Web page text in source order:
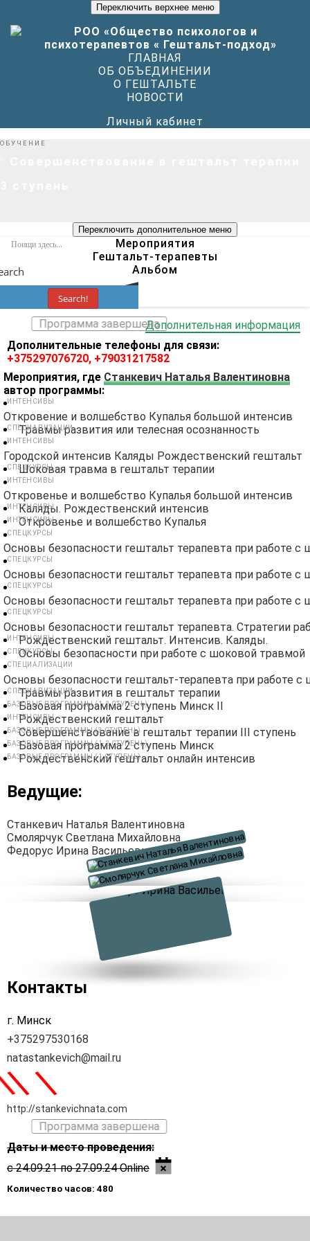
Переключить верхнее меню
ГЛАВНАЯ
ОБ ОБЪЕДИНЕНИИ
О ГЕШТАЛЬТЕ
НОВОСТИ
Личный кабинет
ОБУЧЕНИЕ
Переключить дополнительное меню
Search!
Мероприятия
Гештальт-терапевты
Альбом
Программа завершенаДополнительная информация
Дополнительные телефоны для связи:
+375297076720, +79031217582
Мероприятия, где Станкевич Наталья Валентиновна
автор программы:
Откровение и волшебство Купалья большой интенсив
ИНТЕНСИВЫ
Травмы развития или телесная осознанность
СПЕЦИАЛИЗАЦИИ
Городской интенсив Каляды Рождественский гештальт
ИНТЕНСИВЫ
Шоковая травма в гештальт терапии
СПЕЦКУРСЫ
Откровенье и волшебство Купалья большой интенсив
ИНТЕНСИВЫ
Каляды. Рождественский интенсив
ИНТЕНСИВЫ
Откровенье и волшебство Купалья
ИНТЕНСИВЫ
Основы безопасности гештальт терапевта при работе
СПЕЦКУРСЫ
Основы безопасности гештальт терапевта при работе
СПЕЦКУРСЫ
Основы безопасности гештальт терапевта при работе
СПЕЦКУРСЫ
Основы безопасности гештальт терапевта. Стратегии
СПЕЦКУРСЫ
Рождественский гештальт. Интенсив. Каляды.
ИНТЕНСИВЫ
Основы безопасности при работе с шоковой травмой
СПЕЦКУРСЫ
Основы безопасности гештальт-терапевта при работе
СПЕЦИАЛИЗАЦИИ
Травмы развития в гештальт терапии
СПЕЦИАЛИЗАЦИИ
Базовая программа 2 ступень Минск II
БАЗОВЫЕ ПРОГРАММЫ (1-2 СТУПЕНЬ)
Рождественский гештальт
ИНТЕНСИВЫ
Совершенствование в гештальт терапии III ступень
БАЗОВЫЕ ПРОГРАММЫ (3 СТУПЕНЬ)
Базовая программа 2 ступень Минск
БАЗОВЫЕ ПРОГРАММЫ (1-2 СТУПЕНЬ)
Рождественский гештальт онлайн интенсив
БАЗОВЫЕ ПРОГРАММЫ (1 СТУПЕНЬ)
Ведущие:
Станкевич Наталья Валентиновна
Смолярчук Светлана Михайловна
Федорус Ирина Васильевна
Контакты
г. Минск
+375297530168
natastankevich@mail.ru
\\
http://stankevichnata.com
Программа завершена
Даты и место проведения:
с 24.09.21 по 27.09.24 Online
Количество часов: 480